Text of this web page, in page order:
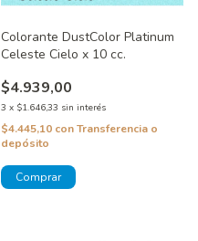
Colorante DustColor Platinum
Celeste Cielo x 10 cc.
$4.939,00
3 x $1.646,33 sin interés
$4.445,10 conTransferencia o
depósito